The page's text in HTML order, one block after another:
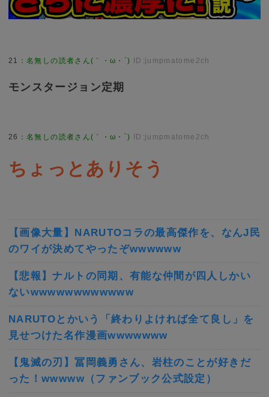
21 ：名無しの読者さん(｀・ω・´) ID:jumpmatome2ch
モンスタージョン定期
26 ：名無しの読者さん(｀・ω・´) ID:jumpmatome2ch
ちょっとありそう
【画像大量】NARUTOコラの最高傑作を、なんJ民
のワイが決めてやったぞwwwwww
【悲報】ナルトの同期、有能な仲間が四人しかい
ないwwwwwwwwwwww
NARUTOとかいう「終わりよければ全て良し」を
見せつけた名作漫画wwwwwww
【鬼滅の刃】冨岡義勇さん、岩柱のことが好きだ
った！wwwww（ファンブック公式設定）